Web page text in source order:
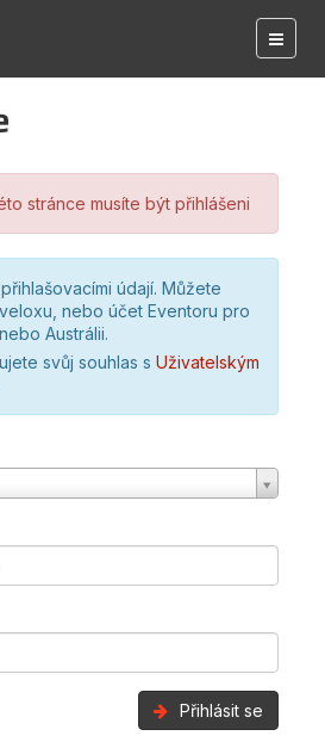
stránce musíte být přihlášeni
údají. Můžete
nebo účet Eventoru pro
Austrálii.
svůj souhlas s Uživatelským
Přihlásit se